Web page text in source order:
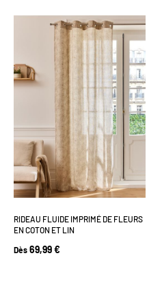
RIDEAU FLUIDE IMPRIMÉ DE FLEURS
EN COTON ET LIN
Dès 69,99 €